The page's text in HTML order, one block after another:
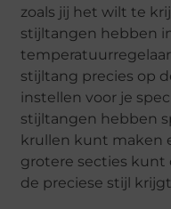
zoals jij het wilt te
stijltangen hebben
stijltang precies op
instellen voor je
stijltangen hebben
krullen kunt maken
grotere secties
de preciese stijl